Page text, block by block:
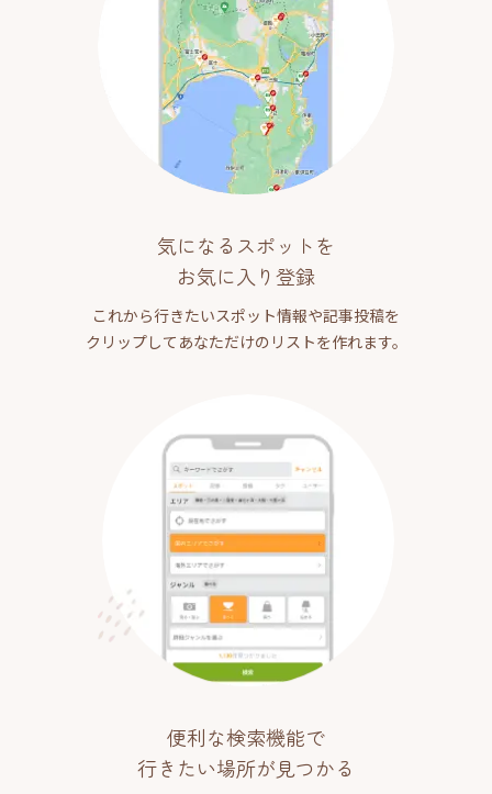
気になるスポットを
お気に入り登録
これから行きたいスポット情報や記事投稿を
クリップしてあなただけのリストを作れます。
便利な検索機能で
行きたい場所が見つかる